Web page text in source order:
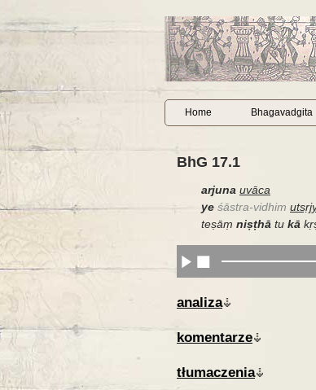
Home Bhagavadgita
BhG 17.1
arjuna uvāca
ye śāstra-vidhim
teṣāṃ niṣṭhā tu kā
analiza
komentarze
tłumaczenia